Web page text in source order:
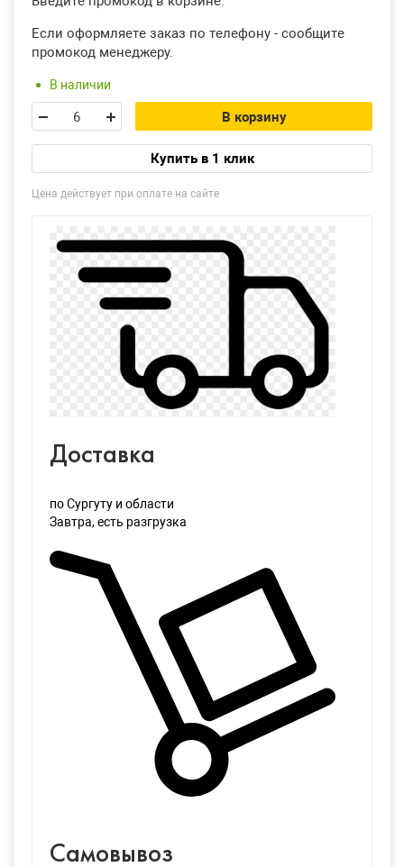
Если оформляете заказ по телефону - сообщите
промокод менеджеру.
В наличии
В корзину
Купить в 1 клик
Цена действует при оплате на сайте
Доставка
по Сургуту и области
Завтра, есть разгрузка
Самовывоз